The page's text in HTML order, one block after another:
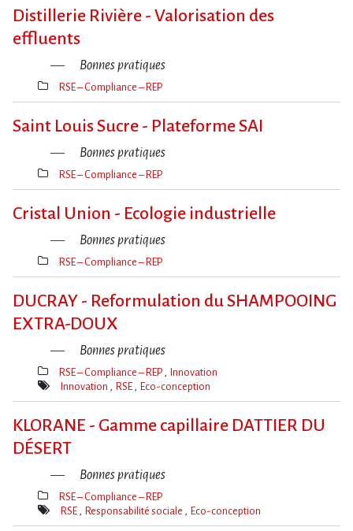
Distillerie Rivière - Valorisation des
effluents
Bonnes pratiques
Thèmes(s)
RSE – Compliance – REP
Saint Louis Sucre - Plateforme SAI
Bonnes pratiques
Thèmes(s)
RSE – Compliance – REP
Cristal Union - Ecologie industrielle
Bonnes pratiques
Thèmes(s)
RSE – Compliance – REP
DUCRAY - Reformulation du SHAMPOOING
EXTRA-DOUX
Bonnes pratiques
Thèmes(s)
RSE – Compliance – REP Innovation
Mot(s)-
Innovation RSE Eco-conception
KLORANE - Gamme capillaire DATTIER DU
DÉSERT
Bonnes pratiques
Thèmes(s)
RSE – Compliance – REP
Mot(s)-
RSE Responsabilité sociale Eco-conception